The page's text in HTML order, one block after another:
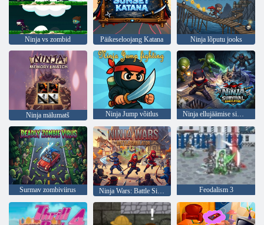
Ninja vs zombid Päikeseloojang Katana Ninja lõputu jooks
Ninja mälumatš Ninja Jump võitlus Ninja ellujäämise simulaator
Surmav zombiviirus Ninja Wars: Battle Simulator Feodalism 3